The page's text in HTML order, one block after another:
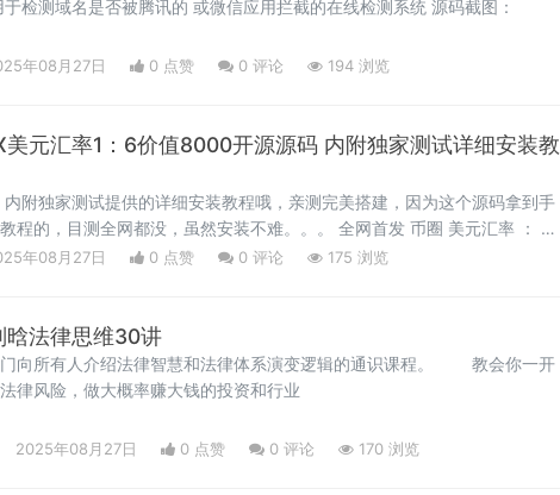
检测域名是否被腾讯的 或微信应用拦截的在线检测系统 源码截图：
年08月27日 0 点赞 0 评论 194 浏览
美元汇率1：6价值8000开源源码 内附独家测试详细安装教
附独家测试提供的详细安装教程哦，亲测完美搭建，因为这个源码拿到手
程的，目测全网都没，虽然安装不难。。。 全网首发 币圈 美元汇率 ： 开
代码安全无后门 ，微信授权登录 ，程序带有微信防封系统，落地、中转、
入数据库， 在根目录，仔细找找，。。。别找不到怪本站没传。。 第二
据库配置 伪静态
年08月27日 0 点赞 0 评论 175 浏览
晗法律思维30讲
所有人介绍法律智慧和法律体系演变逻辑的通识课程。 教会你一开
律风险，做大概率赚大钱的投资和行业
2025年08月27日 0 点赞 0 评论 170 浏览